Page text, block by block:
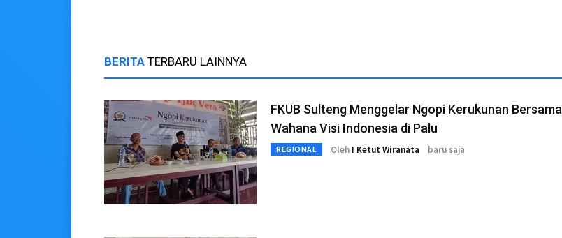
BERITA TERBARU LAINNYA
FKUB Sulteng Menggelar Ngopi Kerukunan Bersama
Wahana Visi Indonesia di Palu
REGIONAL Oleh I Ketut Wiranata baru saja